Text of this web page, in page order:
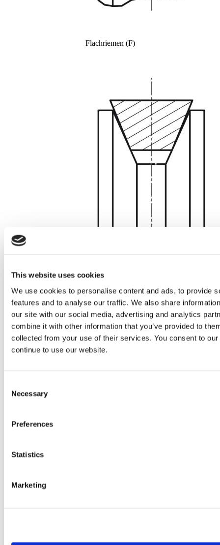
This website uses cookies
We use cookies to personalise content and ads, to provide
features and to analyse our traffic. We also share
our site with our social media, advertising and analytics
combine it with other information that you’ve provided to
collected from your use of their services. You consent to
continue to use our website.
Selection
Necessary
Preferences
Statistics
Marketing
Flachriemen (F)
Keilriemen (K)